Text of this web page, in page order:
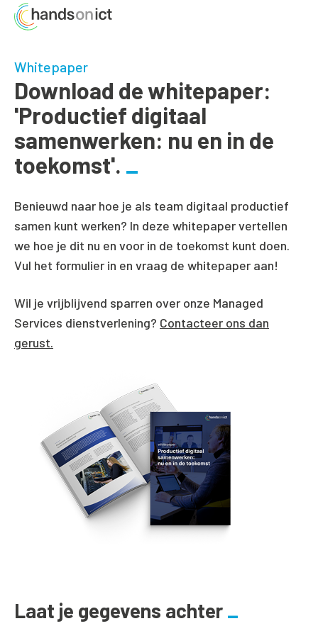
Whitepaper
Download de whitepaper:
'Productief digitaal
samenwerken: nu en in de
toekomst'.
Benieuwd naar hoe je als team digitaal productief
samen kunt werken? In deze whitepaper vertellen
we hoe je dit nu en voor in de toekomst kunt doen.
Vul het formulier in en vraag de whitepaper aan!
Wil je vrijblijvend sparren over onze Managed
Services dienstverlening? Contacteer ons dan
gerust.
Laat je gegevens achter